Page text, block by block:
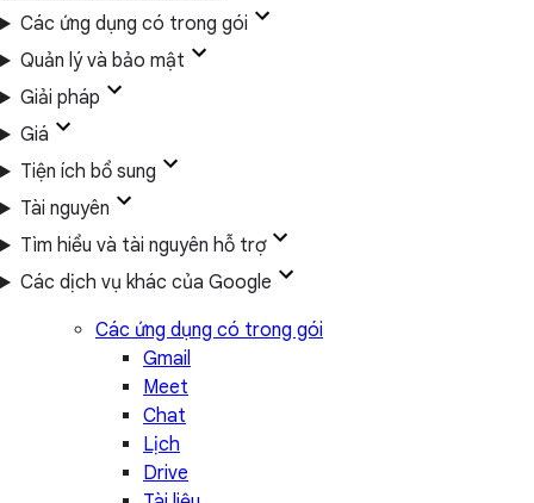
Các ứng dụng có trong gói
Quản lý và bảo mật
Giải pháp
Giá
Tiện ích bổ sung
Tài nguyên
Tìm hiểu và tài nguyên hỗ trợ
Các dịch vụ khác của Google
Các ứng dụng có trong gói
Gmail
Meet
Chat
Lịch
Drive